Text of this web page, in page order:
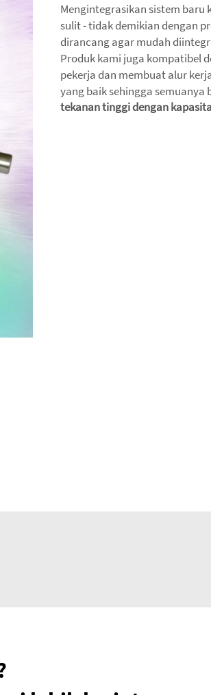
Mengintegrasikan sistem baru
sulit - tidak demikian dengan
dirancang agar mudah
Produk kami juga kompatibel
pekerja dan membuat alur
yang baik sehingga semuanya
tekanan tinggi dengan